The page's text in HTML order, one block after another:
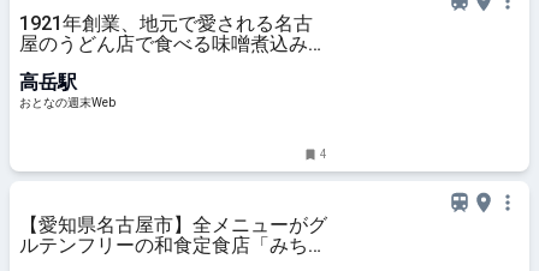
1921年創業、地元で愛される名古
屋のうどん店で食べる味噌煮込みう
高岳駅
おとなの週末Web
4
【愛知県名古屋市】全メニューがグ
ルテンフリーの和食定食店「みちの